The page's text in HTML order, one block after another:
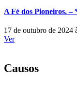
A Fé dos Pioneiros.
17 de outubro de 2024
Ver
Causos